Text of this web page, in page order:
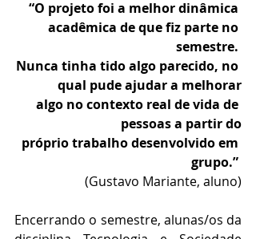
“O projeto foi a melhor dinâmica
acadêmica de que fiz parte no
semestre.
Nunca tinha tido algo parecido, no
qual pude ajudar a melhorar
pessoas a partir do
próprio trabalho desenvolvido em
grupo.”
(Gustavo Mariante, aluno)
Encerrando o semestre, alunas/os da